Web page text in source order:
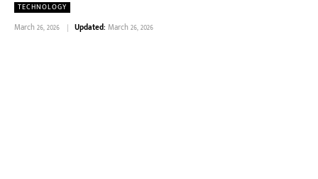
TECHNOLOGY
March 26, 2026 Updated: March 26, 2026